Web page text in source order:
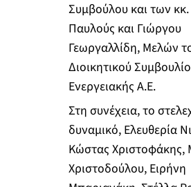
Συμβούλου και των
Παυλούς και Γιώργου
Γεωργαλλίδη, Μελών
Διοικητικού
Ενεργειακής Α.Ε.
Στη συνέχεια, το
δυναμικό, Ελευθερία
Κώστας Χριστοφάκης,
Χριστοδούλου, Ειρήνη